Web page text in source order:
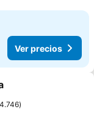
Ver precios
4.746